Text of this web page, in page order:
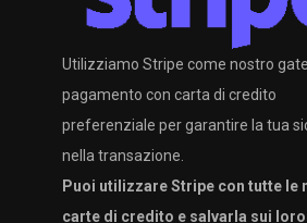
Utilizziamo Stripe come nostro
pagamento con carta di credito
preferenziale per garantire la tua
nella transazione.
Puoi utilizzare Stripe con tutte le
carte di credito e salvarla sui